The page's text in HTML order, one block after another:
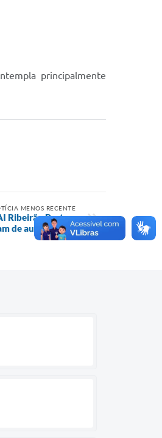
principalmente
MENOS RECENTE
Ribeirão Preto e
de aula no local